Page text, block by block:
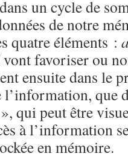
un cycle de
de notre
quatre éléments :
vont favoriser ou
ensuite dans le
que
qui peut être
à l’information
en mémoire.